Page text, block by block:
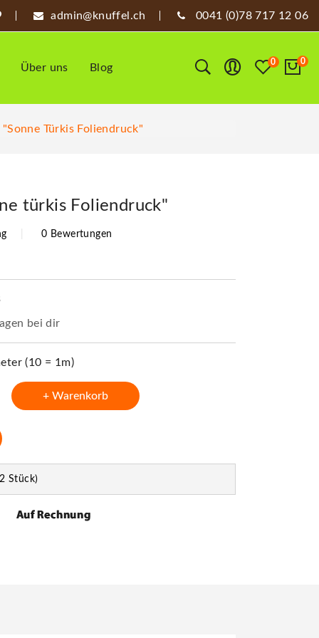
admin@knuffel.ch 0041 (0)78 717 12 06
Über uns Blog 0 0
Türkis Foliendruck"
türkis Foliendruck"
0 Bewertungen
bei dir
(10 = 1m)
+ Warenkorb
Stück)